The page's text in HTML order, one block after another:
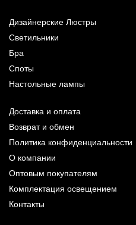
Дизайнерские Люстры
Светильники
Бра
Споты
Настольные лампы
Доставка и оплата
Возврат и обмен
Политика конфиденциальности
О компании
Оптовым покупателям
Комплектация освещением
Контакты